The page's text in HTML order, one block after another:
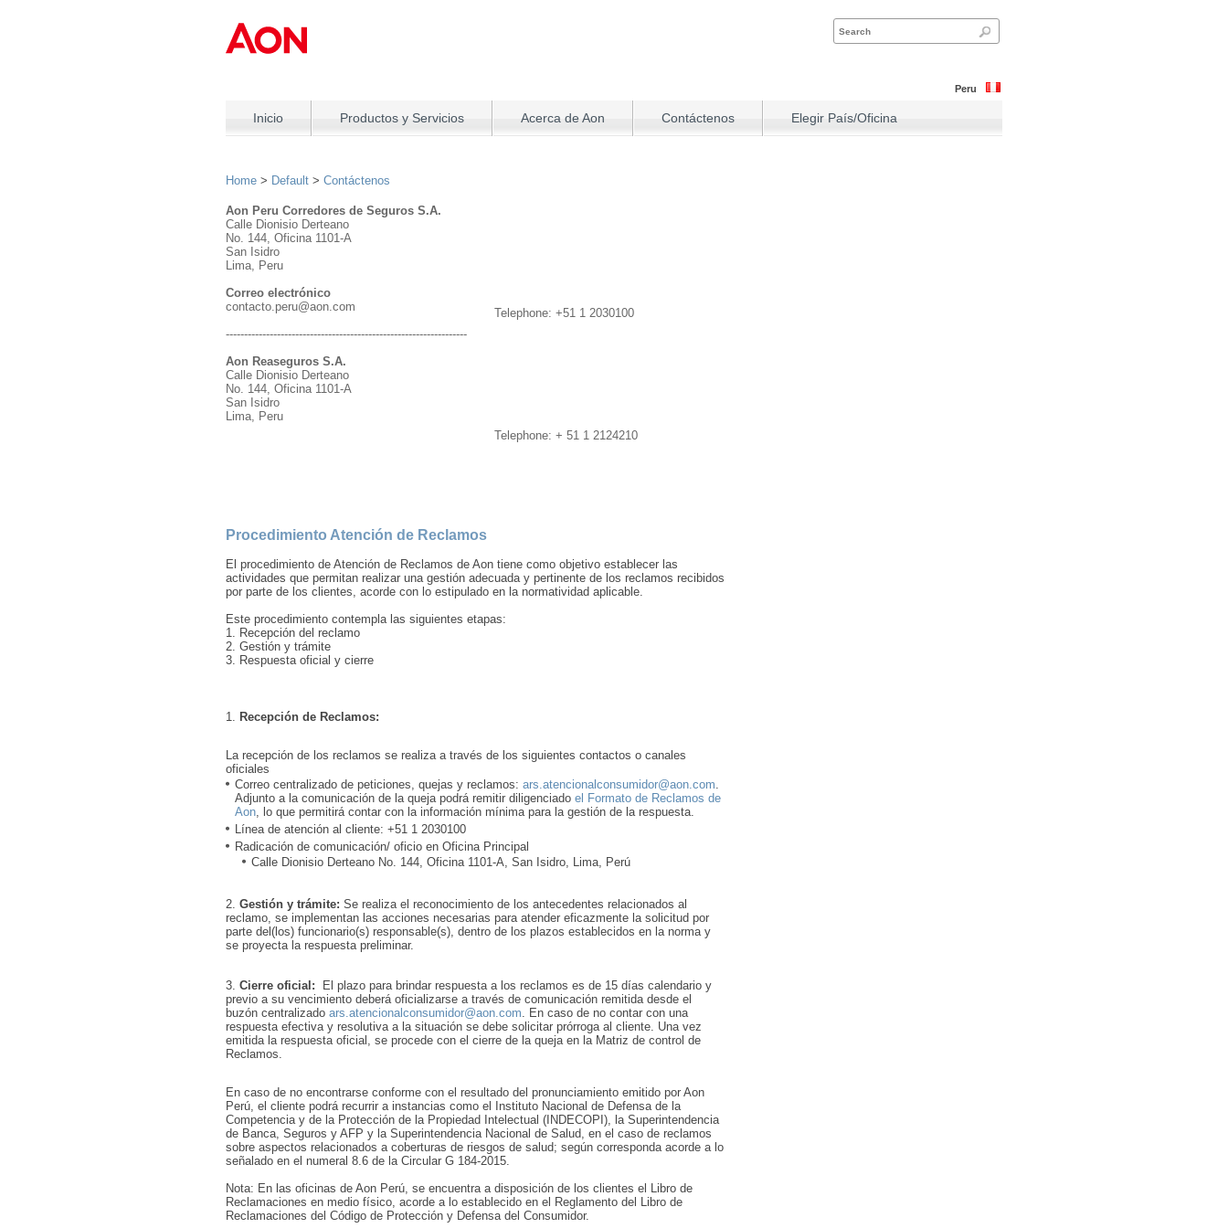
Peru
Inicio Productos y Servicios Acerca de Aon Contáctenos Elegir País/Oficina
Home > Default > Contáctenos
Aon Peru Corredores de Seguros S.A.
Calle Dionisio Derteano
No. 144, Oficina 1101-A
San Isidro
Lima, Peru
Correo electrónico
contacto.peru@aon.com
------------------------------------------------------------------
Aon Reaseguros S.A.
Calle Dionisio Derteano
No. 144, Oficina 1101-A
San Isidro
Lima, Peru
Telephone: +51 1 2030100
Telephone: + 51 1 2124210
Procedimiento Atención de Reclamos
El procedimiento de Atención de Reclamos de Aon tiene como objetivo establecer las
actividades que permitan realizar una gestión adecuada y pertinente de los reclamos recibidos
por parte de los clientes, acorde con lo estipulado en la normatividad aplicable.
Este procedimiento contempla las siguientes etapas:
1. Recepción del reclamo
2. Gestión y trámite
3. Respuesta oficial y cierre
Recepción de Reclamos:
La recepción de los reclamos se realiza a través de los siguientes contactos o canales
oficiales
Correo centralizado de peticiones, quejas y reclamos: ars.atencionalconsumidor@aon.com.
Adjunto a la comunicación de la queja podrá remitir diligenciado el Formato de Reclamos de
Aon, lo que permitirá contar con la información mínima para la gestión de la respuesta.
Línea de atención al cliente: +51 1 2030100
Radicación de comunicación/ oficio en Oficina Principal
Calle Dionisio Derteano No. 144, Oficina 1101-A, San Isidro, Lima, Perú
Gestión y trámite: Se realiza el reconocimiento de los antecedentes relacionados al
reclamo, se implementan las acciones necesarias para atender eficazmente la solicitud por
parte del(los) funcionario(s) responsable(s), dentro de los plazos establecidos en la norma y
se proyecta la respuesta preliminar.
Cierre oficial: El plazo para brindar respuesta a los reclamos es de 15 días calendario y
previo a su vencimiento deberá oficializarse a través de comunicación remitida desde el
buzón centralizado ars.atencionalconsumidor@aon.com. En caso de no contar con una
respuesta efectiva y resolutiva a la situación se debe solicitar prórroga al cliente. Una vez
emitida la respuesta oficial, se procede con el cierre de la queja en la Matriz de control de
Reclamos.
En caso de no encontrarse conforme con el resultado del pronunciamiento emitido por Aon
Perú, el cliente podrá recurrir a instancias como el Instituto Nacional de Defensa de la
Competencia y de la Protección de la Propiedad Intelectual (INDECOPI), la Superintendencia
de Banca, Seguros y AFP y la Superintendencia Nacional de Salud, en el caso de reclamos
sobre aspectos relacionados a coberturas de riesgos de salud; según corresponda acorde a lo
señalado en el numeral 8.6 de la Circular G 184-2015.
Nota: En las oficinas de Aon Perú, se encuentra a disposición de los clientes el Libro de
Reclamaciones en medio físico, acorde a lo establecido en el Reglamento del Libro de
Reclamaciones del Código de Protección y Defensa del Consumidor.